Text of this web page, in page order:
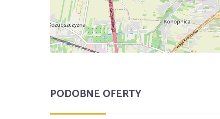
PODOBNE OFERTY